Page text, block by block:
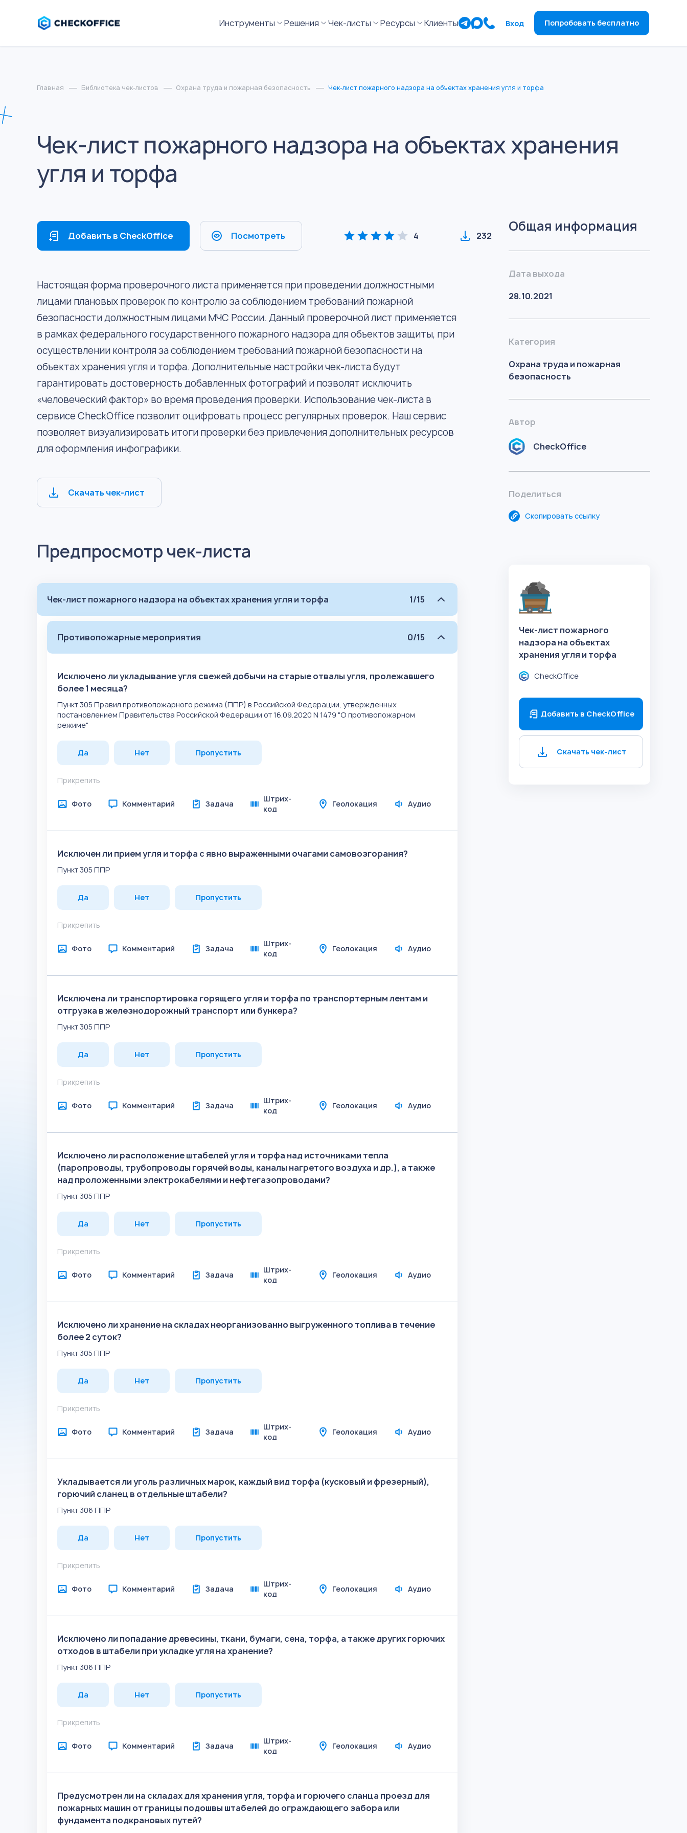
Инструменты Решения Чек-листы Ресурсы Клиенты Вход Попробовать бесплатно
Главная Библиотека чек-листов Охрана труда и пожарная безопасность Чек-лист пожарного надзора на объектах хранения угля и торфа
Чек-лист пожарного надзора на объектах хранения
угля и торфа
Добавить в CheckOffice Посмотреть 4 232
Общая информация
Дата выхода
28.10.2021
Категория
Охрана труда и пожарная
безопасность
Автор
CheckOffice
Поделиться
Скопировать ссылку
Чек-лист пожарного
надзора на объектах
хранения угля и торфа
CheckOffice
Добавить в CheckOffice
Скачать чек-лист
Настоящая форма проверочного листа применяется при проведении должностными
лицами плановых проверок по контролю за соблюдением требований пожарной
безопасности должностным лицами МЧС России. Данный проверочной лист применяется
в рамках федерального государственного пожарного надзора для объектов защиты, при
осуществлении контроля за соблюдением требований пожарной безопасности на
объектах хранения угля и торфа. Дополнительные настройки чек-листа будут
гарантировать достоверность добавленных фотографий и позволят исключить
«человеческий фактор» во время проведения проверки. Использование чек-листа в
сервисе CheckOffice позволит оцифровать процесс регулярных проверок. Наш сервис
позволяет визуализировать итоги проверки без привлечения дополнительных ресурсов
для оформления инфографики.
Скачать чек-лист
Предпросмотр чек-листа
Чек-лист пожарного надзора на объектах хранения угля и торфа 1/15
Противопожарные мероприятия 0/15
Исключено ли укладывание угля свежей добычи на старые отвалы угля, пролежавшего
более 1 месяца?
Пункт 305 Правил противопожарного режима (ППР) в Российской Федерации, утвержденных
постановлением Правительства Российской Федерации от 16.09.2020 N 1479 "О противопожарном
режиме"
Да Нет Пропустить
Прикрепить
Фото Комментарий Задача
Штрих-
код
Геолокация Аудио
Исключен ли прием угля и торфа с явно выраженными очагами самовозгорания?
Пункт 305 ППР
Да Нет Пропустить
Прикрепить
Фото Комментарий Задача
Штрих-
код
Геолокация Аудио
Исключена ли транспортировка горящего угля и торфа по транспортерным лентам и
отгрузка в железнодорожный транспорт или бункера?
Пункт 305 ППР
Да Нет Пропустить
Прикрепить
Фото Комментарий Задача
Штрих-
код
Геолокация Аудио
Исключено ли расположение штабелей угля и торфа над источниками тепла
(паропроводы, трубопроводы горячей воды, каналы нагретого воздуха и др.), а также
над проложенными электрокабелями и нефтегазопроводами?
Пункт 305 ППР
Да Нет Пропустить
Прикрепить
Фото Комментарий Задача
Штрих-
код
Геолокация Аудио
Исключено ли хранение на складах неорганизованно выгруженного топлива в течение
более 2 суток?
Пункт 305 ППР
Да Нет Пропустить
Прикрепить
Фото Комментарий Задача
Штрих-
код
Геолокация Аудио
Укладывается ли уголь различных марок, каждый вид торфа (кусковый и фрезерный),
горючий сланец в отдельные штабели?
Пункт 306 ППР
Да Нет Пропустить
Прикрепить
Фото Комментарий Задача
Штрих-
код
Геолокация Аудио
Исключено ли попадание древесины, ткани, бумаги, сена, торфа, а также других горючих
отходов в штабели при укладке угля на хранение?
Пункт 306 ППР
Да Нет Пропустить
Прикрепить
Фото Комментарий Задача
Штрих-
код
Геолокация Аудио
Предусмотрен ли на складах для хранения угля, торфа и горючего сланца проезд для
пожарных машин от границы подошвы штабелей до ограждающего забора или
фундамента подкрановых путей?